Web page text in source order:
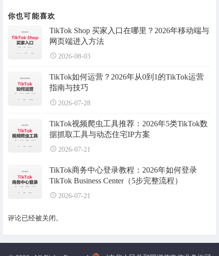
你也可能喜欢
TikTok Shop 买家入口在哪里？2026年移动端与
网页端进入方法
2026-08-03
TikTok如何运营？2026年从0到1的TikTok运营
指南与技巧
2026-07-28
TikTok视频爬虫工具推荐：2026年5类TikTok数
据抓取工具与动态住宅IP方案
2026-07-21
TikTok商务中心登录教程：2026年如何登录
TikTok Business Center（5步完整流程）
2026-07-21
评论已经被关闭。